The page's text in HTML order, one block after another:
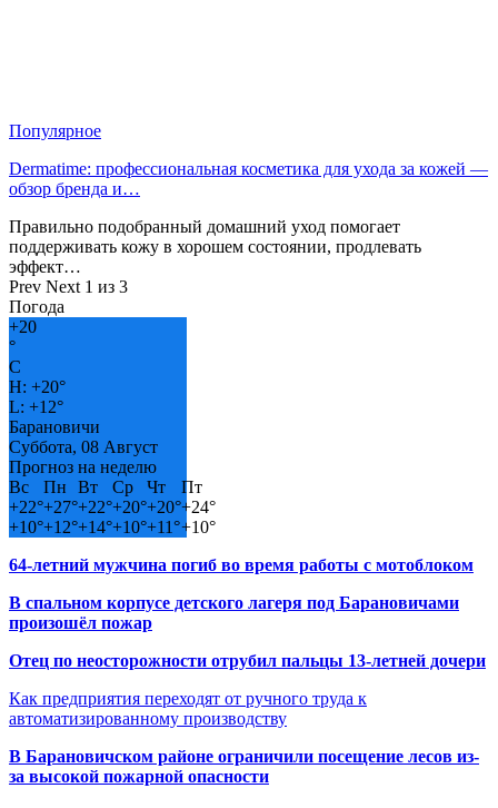
Популярное
Dermatime: профессиональная косметика для ухода за кожей —
обзор бренда и…
Правильно подобранный домашний уход помогает
поддерживать кожу в хорошем состоянии, продлевать
эффект…
Prev Next 1 из 3
Погода
+20
°
C
H: +20°
L: +12°
Барановичи
Суббота, 08 Август
Прогноз на неделю
Вс
Пн Вт Ср Чт
Пт
+22°+27°+22°+20°+20°+24°
+10°+12°+14°+10°+11°+10°
64-летний мужчина погиб во время работы с мотоблоком
В спальном корпусе детского лагеря под Барановичами
произошёл пожар
Отец по неосторожности отрубил пальцы 13-летней дочери
Как предприятия переходят от ручного труда к
автоматизированному производству
В Барановичском районе ограничили посещение лесов из-
за высокой пожарной опасности